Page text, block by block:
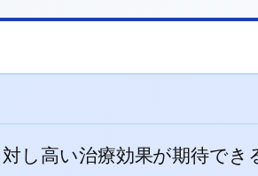
し高い治療効果が期待でき